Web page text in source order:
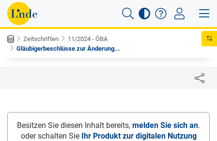
Zeitschriften
11/2024 - ÖBA
Gläubigerbeschlüsse zur Änderung...
Besitzen Sie diesen Inhalt bereits, melden Sie sich an.
oder schalten Sie Ihr Produkt zur digitalen Nutzung